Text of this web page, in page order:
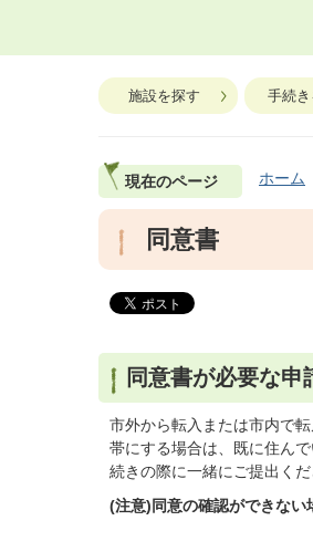
施設を探す 手続
現在のページ ホーム
同意書
同意書が必要な申
市外から転入または市内で
帯にする場合は、既に住ん
続きの際に一緒にご提出くだ
(注意)同意の確認ができな